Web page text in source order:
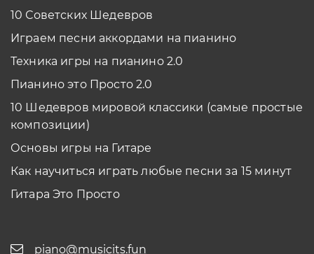
10 Советских Шедевров
Играем песни аккордами на пианино
Техника игры на пианино 2.0
Пианино это Просто 2.0
10 Шедевров мировой классики (самые простые
композиции)
Основы игры на Гитаре
Как научиться играть любые песни за 15 минут
Гитара Это Просто
piano@musicits.fun